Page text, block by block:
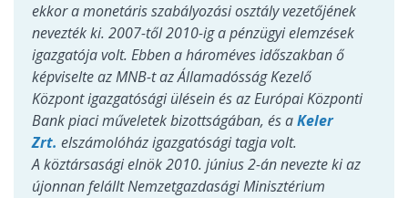
ekkor a monetáris szabályozási osztály vezetőjének
nevezték ki. 2007-től 2010-ig a pénzügyi elemzések
igazgatója volt. Ebben a hároméves időszakban ő
képviselte az MNB-t az Államadósság Kezelő
Központ igazgatósági ülésein és az Európai Központi
Bank piaci műveletek bizottságában, és aKeler
Zrt. elszámolóház igazgatósági tagja volt.
A köztársasági elnök 2010. június 2-án nevezte ki az
újonnan felállt Nemzetgazdasági Minisztérium